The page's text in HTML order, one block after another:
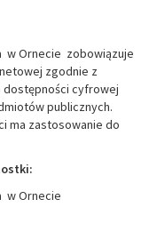
w Ornecie zobowiązuje
zgodnie z
dostępności cyfrowej
publicznych.
ma zastosowanie do
w Ornecie